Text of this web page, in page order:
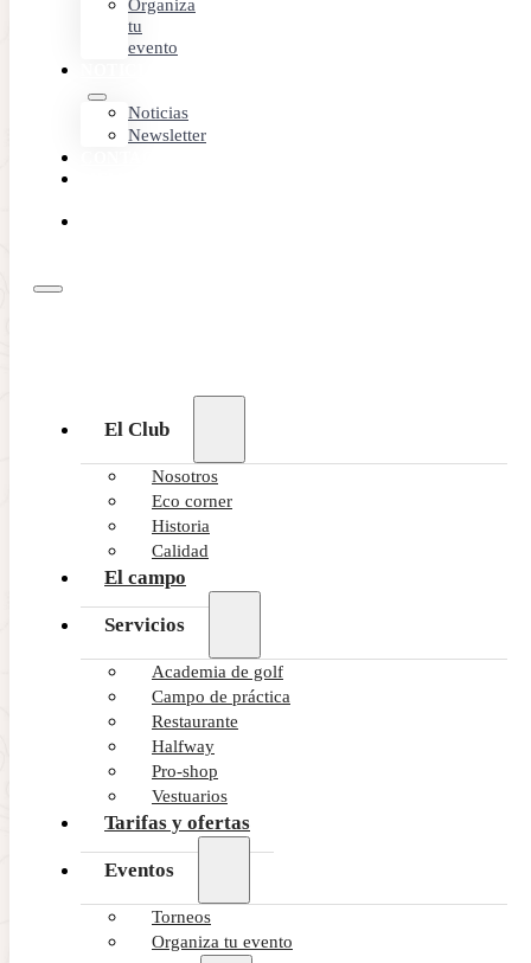
Organiza
tu
evento
Noticias
Newsletter
El Club
Nosotros
Eco corner
Historia
Calidad
El campo
Servicios
Academia de golf
Campo de práctica
Restaurante
Halfway
Pro-shop
Vestuarios
Tarifas y ofertas
Eventos
Torneos
Organiza tu evento